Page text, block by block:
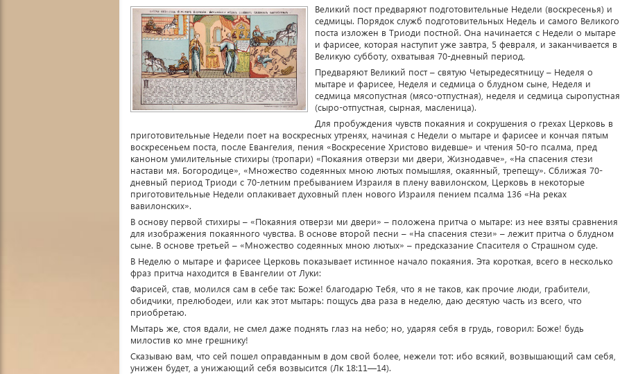
Великий пост предваряют подготовительные Недели (воскресенья) и
седмицы. Порядок служб подготовительных Недель и самого Великого
поста изложен в Триоди постной. Она начинается с Недели о мытаре
и фарисее, которая наступит уже завтра, 5 февраля, и заканчивается в
Великую субботу, охватывая 70-дневный период.
Предваряют Великий пост – святую Четыредесятницу – Неделя о
мытаре и фарисее, Неделя и седмица о блудном сыне, Неделя и
седмица мясопустная (мясо-отпустная), неделя и седмица сыропустная
(сыро-отпустная, сырная, масленица).
Для пробуждения чувств покаяния и сокрушения о грехах Церковь в
приготовительные Недели поет на воскресных утренях, начиная с Недели о мытаре и фарисее и кончая пятым
воскресеньем поста, после Евангелия, пения «Воскресение Христово видевше» и чтения 50-го псалма, пред
каноном умилительные стихиры (тропари) «Покаяния отверзи ми двери, Жизнодавче», «На спасения стези
настави мя. Богородице», «Множество содеянных мною лютых помышляя, окаянный, трепещу». Сближая 70-
дневный период Триоди с 70-летним пребыванием Израиля в плену вавилонском, Церковь в некоторые
приготовительные Недели оплакивает духовный плен нового Израиля пением псалма 136 «На реках
вавилонских».
В основу первой стихиры – «Покаяния отверзи ми двери» – положена притча о мытаре: из нее взяты сравнения
для изображения покаянного чувства. В основе второй песни – «На спасения стези» – лежит притча о блудном
сыне. В основе третьей – «Множество содеянных мною лютых» – предсказание Спасителя о Страшном суде.
В Неделю о мытаре и фарисее Церковь показывает истинное начало покаяния. Эта короткая, всего в несколько
фраз притча находится в Евангелии от Луки:
Фарисей, став, молился сам в себе так: Боже! благодарю Тебя, что я не таков, как прочие люди, грабители,
обидчики, прелюбодеи, или как этот мытарь: пощусь два раза в неделю, даю десятую часть из всего, что
приобретаю.
Мытарь же, стоя вдали, не смел даже поднять глаз на небо; но, ударяя себя в грудь, говорил: Боже! будь
милостив ко мне грешнику!
Сказываю вам, что сей пошел оправданным в дом свой более, нежели тот: ибо всякий, возвышающий сам себя,
унижен будет, а унижающий себя возвысится (Лк 18:11—14).